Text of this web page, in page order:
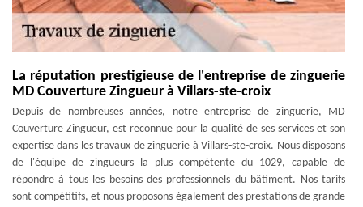
La réputation prestigieuse de l'entreprise de zinguerie
MD Couverture Zingueur à Villars-ste-croix
Depuis de nombreuses années, notre entreprise de zinguerie, MD
Couverture Zingueur, est reconnue pour la qualité de ses services et son
expertise dans les travaux de zinguerie à Villars-ste-croix. Nous disposons
de l'équipe de zingueurs la plus compétente du 1029, capable de
répondre à tous les besoins des professionnels du bâtiment. Nos tarifs
sont compétitifs, et nous proposons également des prestations de grande